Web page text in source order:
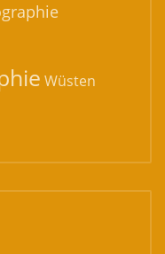
Wüsten